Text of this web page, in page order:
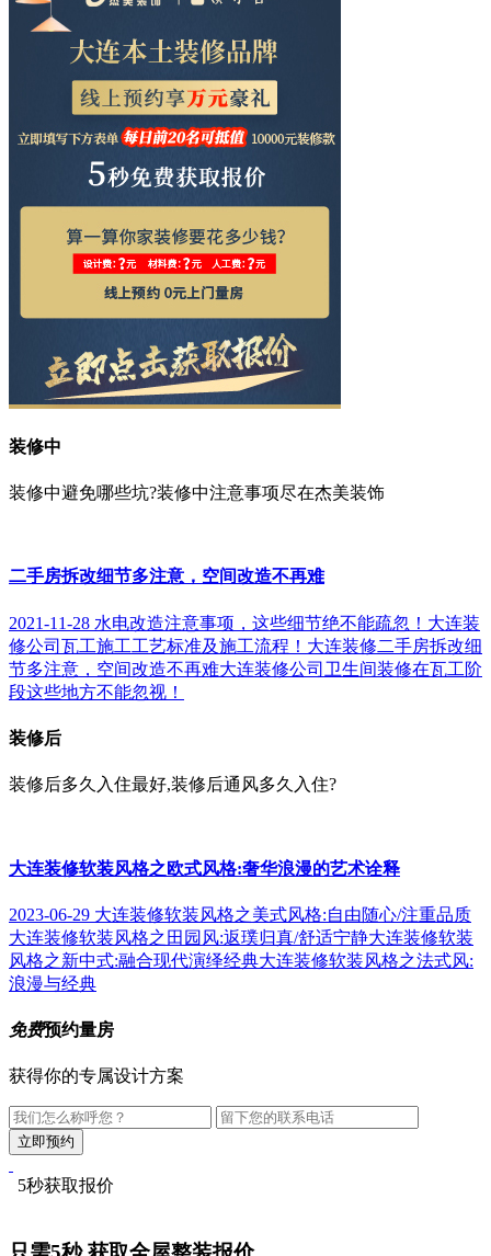
装修中
装修中避免哪些坑?装修中注意事项尽在杰美装饰
二手房拆改细节多注意，空间改造不再难
2021-11-28 水电改造注意事项，这些细节绝不能疏忽！ 大连装
修公司瓦工施工工艺标准及施工流程！ 大连装修二手房拆改细
节多注意，空间改造不再难大连装修公司卫生间装修在瓦工阶
段这些地方不能忽视！
装修后
装修后多久入住最好,装修后通风多久入住?
大连装修软装风格之欧式风格:奢华浪漫的艺术诠释
2023-06-29 大连装修软装风格之美式风格:自由随心/注重品质
大连装修软装风格之田园风:返璞归真/舒适宁静大连装修软装
风格之新中式:融合现代演绎经典大连装修软装风格之法式风:
浪漫与经典
免费预约量房
获得你的专属设计方案
5秒获取报价